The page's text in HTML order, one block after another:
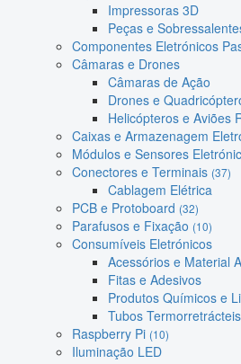
Impressoras 3D
Peças e
Componentes Eletrónicos
Câmaras e Drones
Câmaras de Ação
Drones e
Helicópteros e Aviões
Caixas e Armazenagem
Módulos e Sensores
Conectores e Terminais (37)
Cablagem Elétrica
PCB e Protoboard (32)
Parafusos e Fixação (10)
Consumíveis Eletrónicos
Acessórios e Material
Fitas e Adesivos
Produtos Químicos e
Tubos Termorretrácteis
Raspberry Pi (10)
Iluminação LED